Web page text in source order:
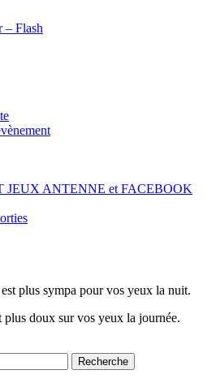
– Flash
JEUX ANTENNE et FACEBOOK
plus sympa pour vos yeux la nuit.
plus doux sur vos yeux la journée.
Recherche